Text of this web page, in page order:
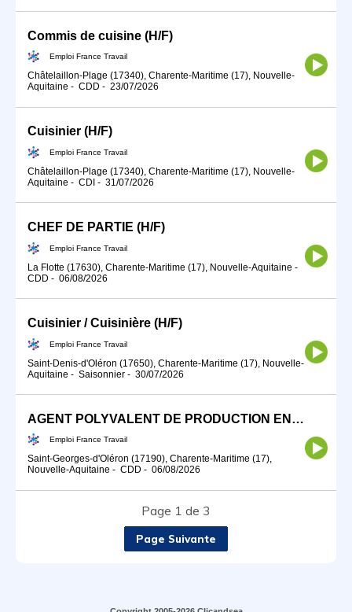
Commis de cuisine (H/F)
Emploi France Travail
Châtelaillon-Plage (17340), Charente-Maritime (17), Nouvelle-
Aquitaine - CDD - 23/07/2026
Cuisinier (H/F)
Emploi France Travail
Châtelaillon-Plage (17340), Charente-Maritime (17), Nouvelle-
Aquitaine - CDI - 31/07/2026
CHEF DE PARTIE (H/F)
Emploi France Travail
La Flotte (17630), Charente-Maritime (17), Nouvelle-Aquitaine -
CDD - 06/08/2026
Cuisinier / Cuisinière (H/F)
Emploi France Travail
Saint-Denis-d'Oléron (17650), Charente-Maritime (17), Nouvelle-
Aquitaine - Saisonnier - 30/07/2026
AGENT POLYVALENT DE PRODUCTION EN RESTAURATION (H/F)
Emploi France Travail
Saint-Georges-d'Oléron (17190), Charente-Maritime (17),
Nouvelle-Aquitaine - CDD - 06/08/2026
Page 1 de 3
Page Suivante